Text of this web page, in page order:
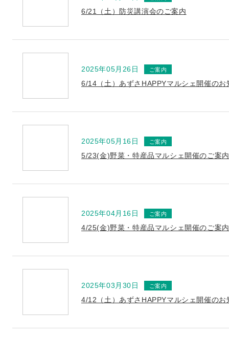
6/21（土）防災講演会のご案内
2025年05月26日
6/14（土）あずさHAPPYマルシェ開催のお
2025年05月16日
5/23(金)野菜・特産品マルシェ開催のご案内
2025年04月16日
4/25(金)野菜・特産品マルシェ開催のご案内
2025年03月30日
4/12（土）あずさHAPPYマルシェ開催のお